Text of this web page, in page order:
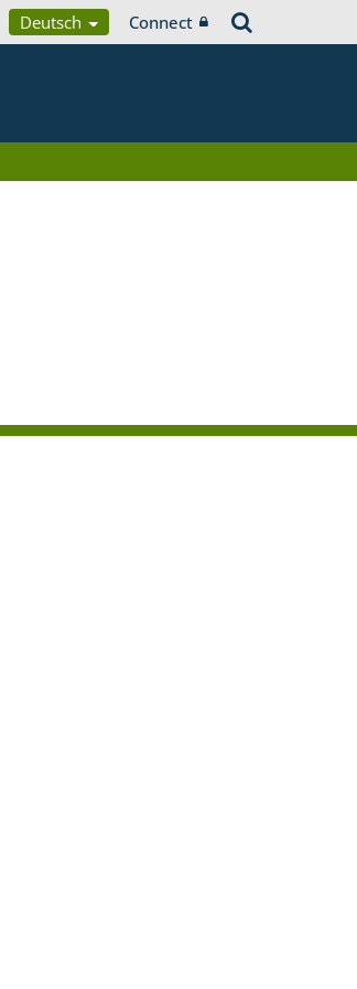
Deutsch Connect